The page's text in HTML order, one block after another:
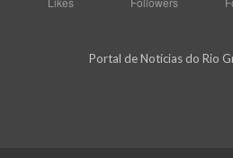
Portal de Notícias do Rio